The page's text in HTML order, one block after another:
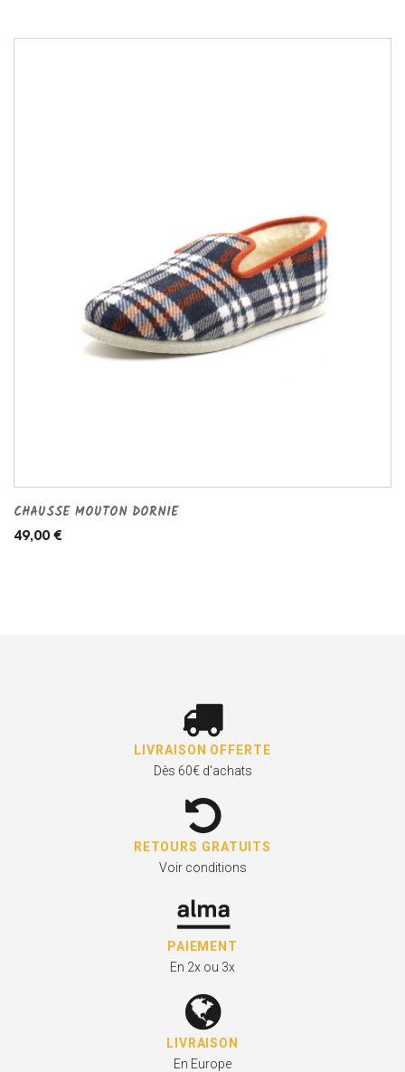
CHAUSSE MOUTON DORNIE
49,00 €
LIVRAISON OFFERTE
Dès 60€ d'achats
RETOURS GRATUITS
Voir conditions
PAIEMENT
En 2x ou 3x
LIVRAISON
En Europe